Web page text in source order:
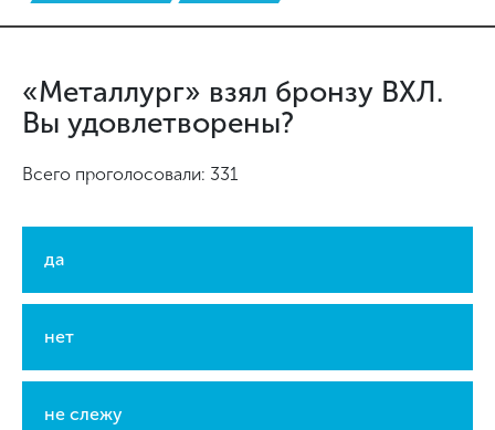
«Металлург» взял бронзу ВХЛ.
Вы удовлетворены?
Всего проголосовали: 331
да
нет
не слежу